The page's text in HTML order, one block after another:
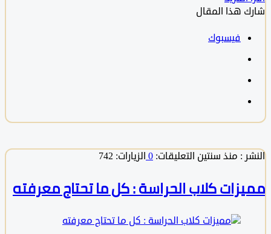
هذا المقال
فيسبوك
:منذ سنتينالتعليقات:0الزيارات: 742
كلاب الحراسة : كل ما تحتاج معرفته